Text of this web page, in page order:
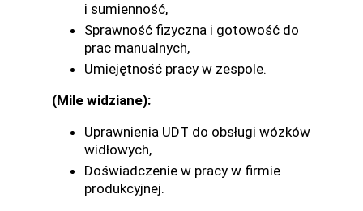
i sumienność,
Sprawność fizyczna i gotowość do
prac manualnych,
Umiejętność pracy w zespole.
(Mile widziane):
Uprawnienia UDT do obsługi wózków
widłowych,
Doświadczenie w pracy w firmie
produkcyjnej.